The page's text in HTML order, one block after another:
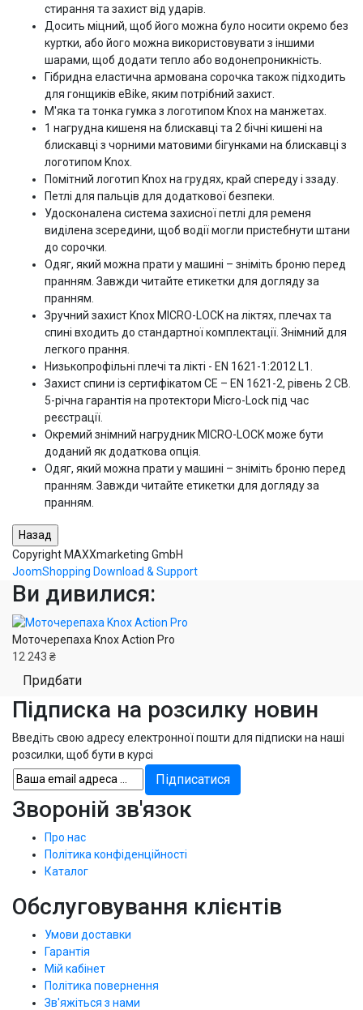
стирання та захист від ударів.
Досить міцний, щоб його можна було носити окремо без
куртки, або його можна використовувати з іншими
шарами, щоб додати тепло або водонепроникність.
Гібридна еластична армована сорочка також підходить
для гонщиків eBike, яким потрібний захист.
М'яка та тонка гумка з логотипом Knox на манжетах.
1 нагрудна кишеня на блискавці та 2 бічні кишені на
блискавці з чорними матовими бігунками на блискавці з
логотипом Knox.
Помітний логотип Knox на грудях, край спереду і ззаду.
Петлі для пальців для додаткової безпеки.
Удосконалена система захисної петлі для ременя
виділена зсередини, щоб водії могли пристебнути штани
до сорочки.
Одяг, який можна прати у машині – зніміть броню перед
пранням. Завжди читайте етикетки для догляду за
пранням.
Зручний захист Knox MICRO-LOCK на ліктях, плечах та
спині входить до стандартної комплектації. Знімний для
легкого прання.
Низькопрофільні плечі та лікті - EN 1621-1:2012 L1.
Захист спини із сертифікатом CE – EN 1621-2, рівень 2 CB.
5-річна гарантія на протектори Micro-Lock під час
реєстрації.
Окремий знімний нагрудник MICRO-LOCK може бути
доданий як додаткова опція.
Одяг, який можна прати у машині – зніміть броню перед
пранням. Завжди читайте етикетки для догляду за
пранням.
Copyright MAXXmarketing GmbH
JoomShopping Download & Support
Ви дивилися:
Моточерепаха Knox Action Pro
12 243 ₴
Придбати
Підписка на розсилку новин
Введіть свою адресу електронної пошти для підписки на наші
розсилки, щоб бути в курсі
Звороній зв'язок
Про нас
Політика конфіденційності
Каталог
Обслуговування клієнтів
Умови доставки
Гарантія
Мій кабінет
Політика повернення
Зв'яжіться з нами